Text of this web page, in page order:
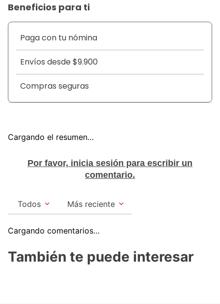
mantienen la taza radiante y libre de la acumulación
de sarro. A diferencia de las versiones con color,
esta variante se enfoca en una limpieza discreta
pero potente, garantizando un entorno libre de
gérmenes y manchas visibles.
Beneficios para ti
Paga con tu nómina
Envíos desde $9.900
Compras seguras
Cargando el resumen…
Por favor, inicia sesión para escribir un
comentario.
Más reciente
Todos
Cargando comentarios…
También te puede interesar